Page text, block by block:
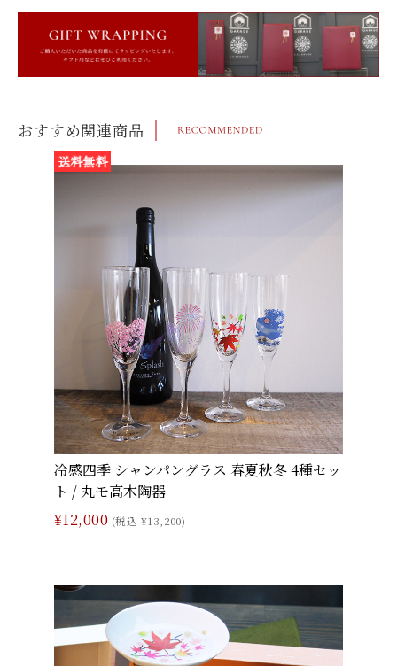
おすすめ関連商品
冷感四季 シャンパングラス 春夏秋冬 4種セッ
ト / 丸モ高木陶器
¥12,000 (税込 ¥13,200)